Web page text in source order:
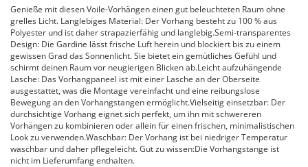
Genieße mit diesen Voile-Vorhängen einen gut beleuchteten Raum ohne
grelles Licht. Langlebiges Material: Der Vorhang besteht zu 100 % aus
Polyester und ist daher strapazierfähig und langlebig.Semi-transparentes
Design: Die Gardine lässt frische Luft herein und blockiert bis zu einem
gewissen Grad das Sonnenlicht. Sie bietet ein gemütliches Gefühl und
schirmt deinen Raum vor neugierigen Blicken ab.Leicht aufzuhängende
Lasche: Das Vorhangpaneel ist mit einer Lasche an der Oberseite
ausgestattet, was die Montage vereinfacht und eine reibungslose
Bewegung an den Vorhangstangen ermöglicht.Vielseitig einsetzbar: Der
durchsichtige Vorhang eignet sich perfekt, um ihn mit schwereren
Vorhängen zu kombinieren oder allein für einen frischen, minimalistischen
Look zu verwenden.Waschbar: Der Vorhang ist bei niedriger Temperatur
waschbar und daher pflegeleicht. Gut zu wissen:Die Vorhangstange ist
nicht im Lieferumfang enthalten.